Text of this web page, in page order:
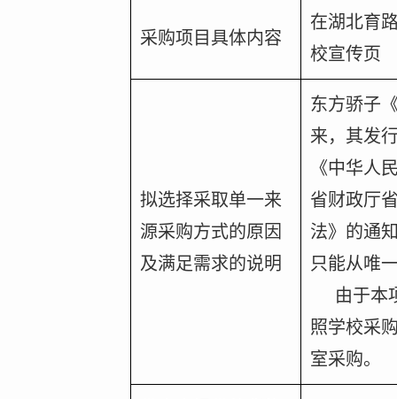
采购项目具体内容
在湖北育
校宣传页
拟选择采取单一来
源采购方式的原因
及满足需求的说明
东方骄子
来，其发
《中华人
省财政厅
法》的通
只能从唯
由于本
照学校采
室采购。